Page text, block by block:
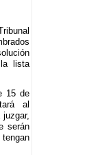
lista
15 de
al
serán
tengan